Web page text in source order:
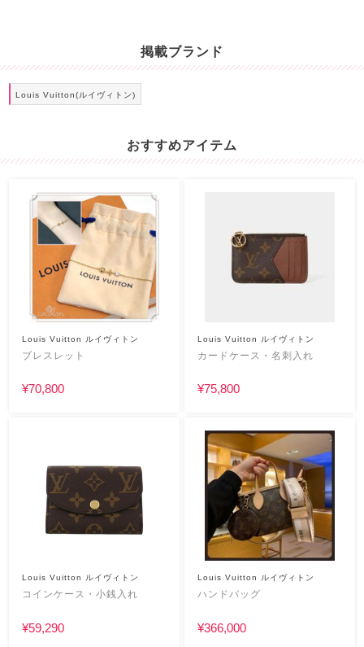
掲載ブランド
Louis Vuitton(ルイヴィトン)
おすすめアイテム
Louis Vuitton ルイヴィトン
ブレスレット
¥70,800
Louis Vuitton ルイヴィトン
カードケース・名刺入れ
¥75,800
Louis Vuitton ルイヴィトン
コインケース・小銭入れ
¥59,290
Louis Vuitton ルイヴィトン
ハンドバッグ
¥366,000